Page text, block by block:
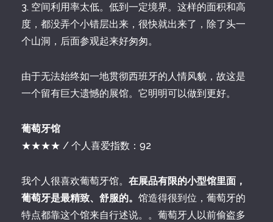
3. 空间利用率太低。低到一定境界。这样的面积和高
度，都没弄个小错层出来，很快就出来了，除了头一
个山洞，后面参观起来好匆匆。
由于无法始终如一地贯彻西班牙的人情风貌，故这是
一个留有巨大遗憾的展馆。它明明可以做到更好。
葡萄牙馆
★★★★ / 个人喜爱指数：92
我个人很喜欢葡萄牙馆。 在展品有限的小型馆里面，
葡萄牙是最精致、舒服的。 馆造得很到位，葡萄牙的
特点都靠这个馆来自行述说。。葡萄牙人以前偷盗多